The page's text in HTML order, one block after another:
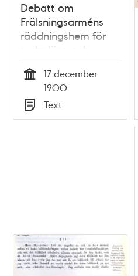
Debatt om
Frälsningsarméns
räddningshem för
sedeslösa och
prostituerade
kvinnor 17 december
1900 -
stadsfullmäktige
17 december
1900
Typ
Text